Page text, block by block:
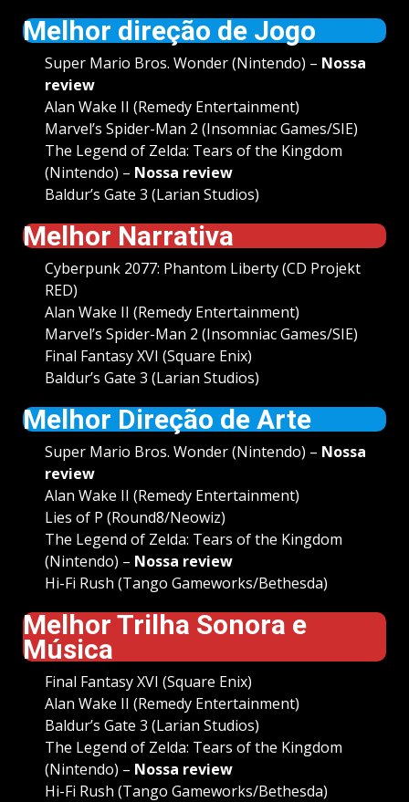
Melhor direção de Jogo
Super Mario Bros. Wonder (Nintendo) – Nossa
review
Alan Wake II (Remedy Entertainment)
Marvel’s Spider-Man 2 (Insomniac Games/SIE)
The Legend of Zelda: Tears of the Kingdom
(Nintendo) – Nossa review
Baldur’s Gate 3 (Larian Studios)
Melhor Narrativa
Cyberpunk 2077: Phantom Liberty (CD Projekt
RED)
Alan Wake II (Remedy Entertainment)
Marvel’s Spider-Man 2 (Insomniac Games/SIE)
Final Fantasy XVI (Square Enix)
Baldur’s Gate 3 (Larian Studios)
Melhor Direção de Arte
Super Mario Bros. Wonder (Nintendo) – Nossa
review
Alan Wake II (Remedy Entertainment)
Lies of P (Round8/Neowiz)
The Legend of Zelda: Tears of the Kingdom
(Nintendo) – Nossa review
Hi-Fi Rush (Tango Gameworks/Bethesda)
Melhor Trilha Sonora e
Música
Final Fantasy XVI (Square Enix)
Alan Wake II (Remedy Entertainment)
Baldur’s Gate 3 (Larian Studios)
The Legend of Zelda: Tears of the Kingdom
(Nintendo) – Nossa review
Hi-Fi Rush (Tango Gameworks/Bethesda)